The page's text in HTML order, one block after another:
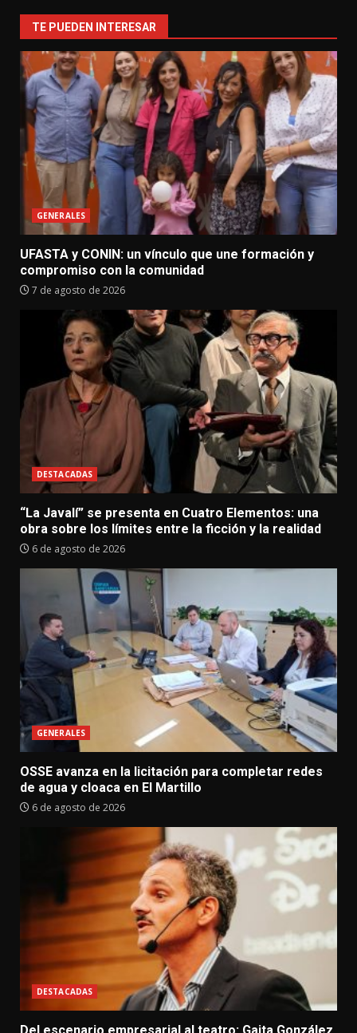
TE PUEDEN INTERESAR
GENERALES
UFASTA y CONIN: un vínculo que une formación y
compromiso con la comunidad
7 de agosto de 2026
DESTACADAS
“La Javalí” se presenta en Cuatro Elementos: una
obra sobre los límites entre la ficción y la realidad
6 de agosto de 2026
GENERALES
OSSE avanza en la licitación para completar redes
de agua y cloaca en El Martillo
6 de agosto de 2026
DESTACADAS
Del escenario empresarial al teatro: Gaita González